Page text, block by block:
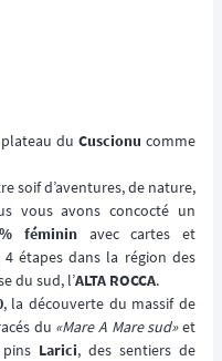
duCuscionu comme
soif d’aventures, de nature,
vous avons concocté un
fémininavec cartes et
étapes dans la région des
du sud, l’ALTA ROCCA.
, la découverte du massif de
du «Mare A Mare sud»et
Larici, des sentiers de